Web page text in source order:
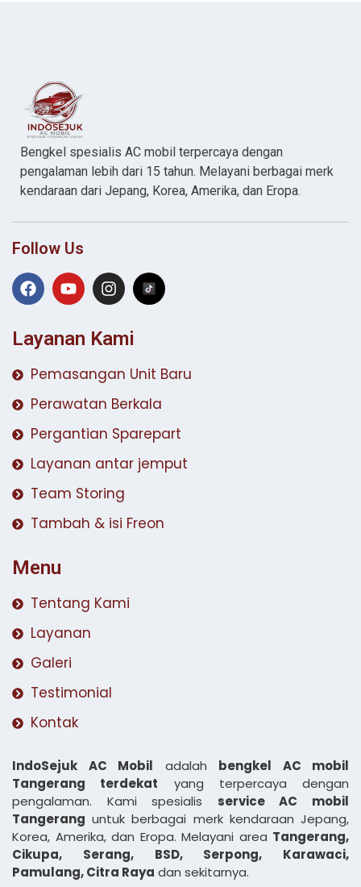
Bengkel spesialis AC mobil terpercaya dengan
pengalaman lebih dari 15 tahun. Melayani berbagai merk
kendaraan dari Jepang, Korea, Amerika, dan Eropa.
Follow Us
Layanan Kami
Pemasangan Unit Baru
Perawatan Berkala
Pergantian Sparepart
Layanan antar jemput
Team Storing
Tambah & isi Freon
Menu
Tentang Kami
Layanan
Galeri
Testimonial
Kontak
IndoSejuk AC Mobil adalah bengkel AC mobil
Tangerang terdekat yang terpercaya dengan
pengalaman. Kami spesialis service AC mobil
Tangerang untuk berbagai merk kendaraan Jepang,
Korea, Amerika, dan Eropa. Melayani area Tangerang,
Cikupa, Serang, BSD, Serpong, Karawaci,
Pamulang, Citra Raya dan sekitarnya.